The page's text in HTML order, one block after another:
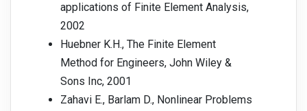
applications of Finite Element Analysis,
2002
Huebner K.H., The Finite Element
Method for Engineers, John Wiley &
Sons Inc, 2001
Zahavi E., Barlam D., Nonlinear Problems